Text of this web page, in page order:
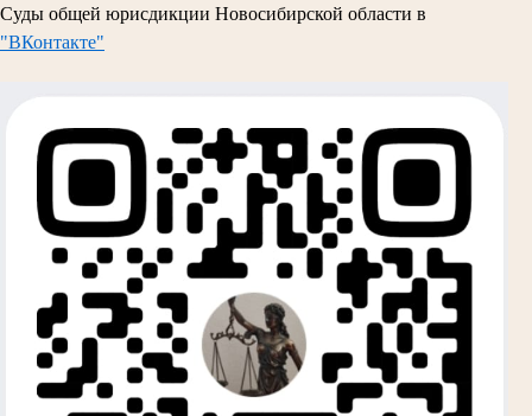
Суды общей юрисдикции Новосибирской области в
"ВКонтакте"